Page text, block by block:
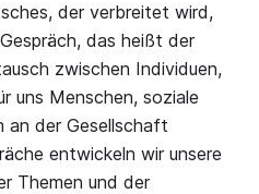
der verbreitet wird,
das heißt der
zwischen Individuen,
uns Menschen, soziale
an der Gesellschaft
entwickeln wir unsere
Themen und der